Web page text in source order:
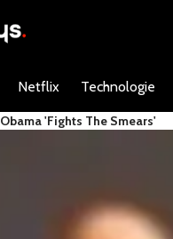
Netflix Technologie
Obama 'fights The Smears'